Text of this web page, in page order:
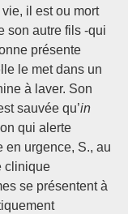
il est ou mort
son autre fils -qui
présente
le met dans un
à laver. Son
sauvée qu’in
qui alerte
en urgence, S., au
clinique
se présentent à